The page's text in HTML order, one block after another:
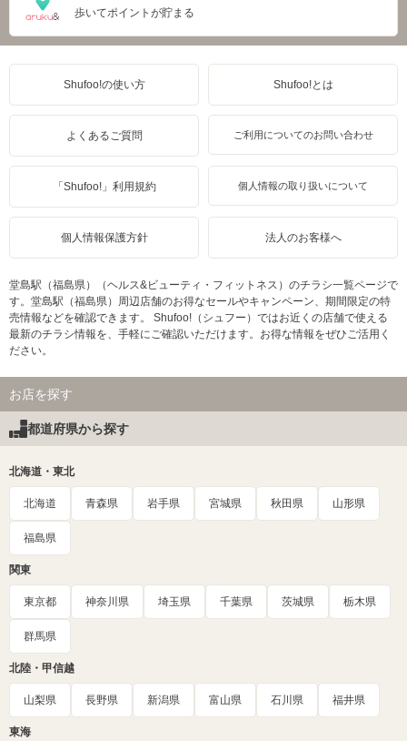
歩いてポイントが貯まる
Shufoo!の使い方 Shufoo!とは
よくあるご質問 ご利用についてのお問い合わせ
「Shufoo!」利用規約 個人情報の取り扱いについて
個人情報保護方針 法人のお客様へ
堂島駅（福島県）（ヘルス&ビューティ・フィットネス）のチラシ一覧ページで
す。堂島駅（福島県）周辺店舗のお得なセールやキャンペーン、期間限定の特
売情報などを確認できます。 Shufoo!（シュフー）ではお近くの店舗で使える
最新のチラシ情報を、手軽にご確認いただけます。お得な情報をぜひご活用く
ださい。
お店を探す
都道府県から探す
北海道・東北
北海道 青森県 岩手県 宮城県 秋田県 山形県
福島県
関東
東京都 神奈川県 埼玉県 千葉県 茨城県 栃木県
群馬県
北陸・甲信越
山梨県 長野県 新潟県 富山県 石川県 福井県
東海